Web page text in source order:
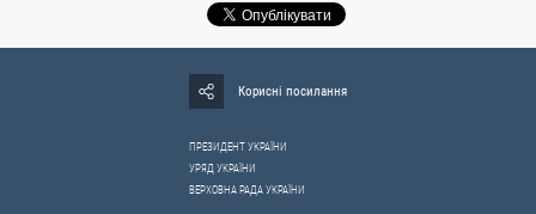
Корисні посилання
ПРЕЗИДЕНТ УКРАЇНИ
УРЯД УКРАЇНИ
ВЕРХОВНА РАДА УКРАЇНИ